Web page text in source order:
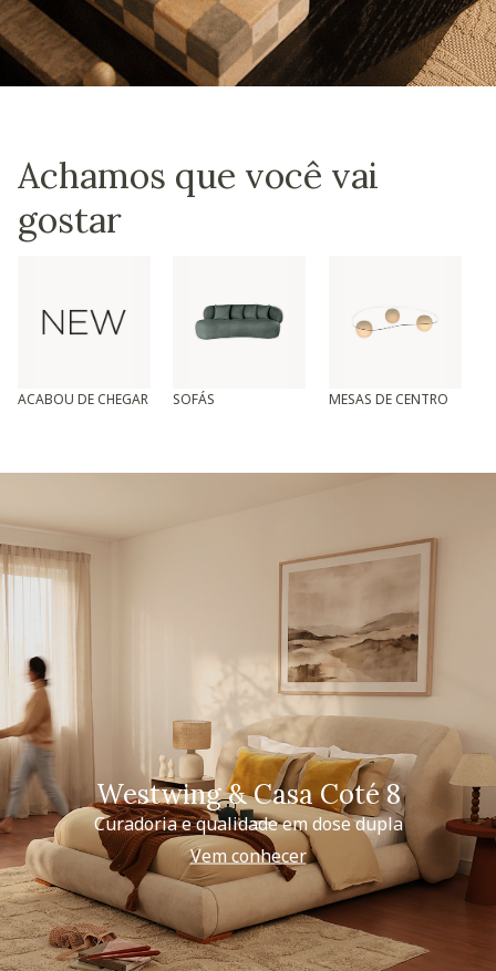
Achamos que você vai
gostar
ACABOU DE CHEGAR SOFÁS MESAS DE CENTRO
Westwing & Casa Coté 8
Curadoria e qualidade em dose dupla
Vem conhecer